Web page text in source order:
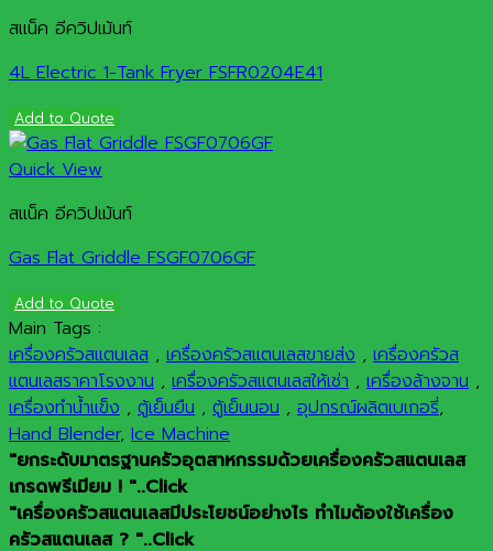
สแน็ค อีควิปเม้นท์
4L Electric 1-Tank Fryer FSFR0204E41
Add to Quote
Quick View
สแน็ค อีควิปเม้นท์
Gas Flat Griddle FSGF0706GF
Add to Quote
Main Tags :
เครื่องครัวสแตนเลส , เครื่องครัวสแตนเลสขายส่ง , เครื่องครัวส
แตนเลสราคาโรงงาน , เครื่องครัวสแตนเลสให้เช่า , เครื่องล้างจาน ,
เครื่องทำน้ำแข็ง , ตู้เย็นยืน , ตู้เย็นนอน , อุปกรณ์ผลิตเบเกอรี่,
Hand Blender, Ice Machine
"ยกระดับมาตรฐานครัวอุตสาหกรรมด้วยเครื่องครัวสแตนเลส
เกรดพรีเมียม ! "..Click
"เครื่องครัวสแตนเลสมีประโยชน์อย่างไร ทำไมต้องใช้เครื่อง
ครัวสแตนเลส ? "..Click